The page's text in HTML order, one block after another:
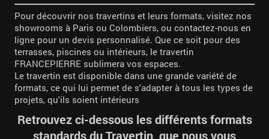
Pour découvrir nos travertins et leurs formats, visitez nos
showrooms à Paris ou Colombiers, ou contactez-nous en
ligne pour un devis personnalisé. Que ce soit pour des
terrasses, piscines ou intérieurs, le travertin
FRANCEPIERRE sublimera vos espaces.
Le travertin est disponible dans une grande variété de
formats, ce qui lui permet de s'adapter à tous les types de
projets, qu'ils soient intérieurs
Retrouvez ci-dessous les différents formats
standards du Travertin, que nous vous